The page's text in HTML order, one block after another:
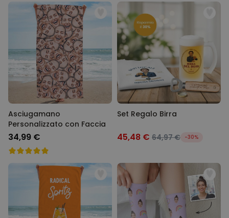
Asciugamano
Personalizzato con Faccia
34,99 €
Set Regalo Birra
45,48 € 64,97 € -30%